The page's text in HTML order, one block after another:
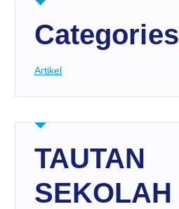
Categories
Artikel
TAUTAN
SEKOLAH